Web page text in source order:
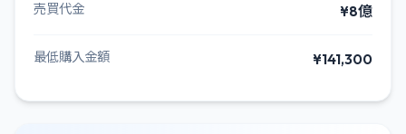
売買代金 ¥8億
最低購入金額 ¥141,300